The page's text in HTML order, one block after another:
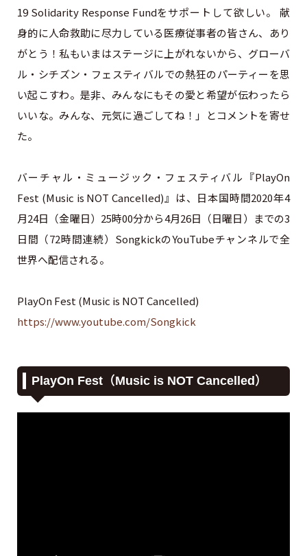
19 Solidarity Response Fundをサポートして欲しい。 献
身的に人命救助に尽力している医療従事者の皆さん、あり
がとう！私もいまはステージに上がれないから、グローバ
ル・シチズン・フェスティバルでの熱狂のパーティーを思
い起こすわ。是非、みんなにもその愛と希望が伝わったら
いいな。みんな、元気に過ごしてね！」とコメントを寄せ
た。
バーチャル・ミュージック・フェスティバル『PlayOn
Fest (Music is NOT Cancelled)』は、日本国時間2020年4
月24日（金曜日）25時00分から4月26日（日曜日）までの3
日間（72時間連続）SongkickのYouTubeチャンネルで全
世界へ配信される。
PlayOn Fest (Music is NOT Cancelled)
https://www.youtube.com/Songkick
PlayOn Fest（Music is NOT Cancelled）